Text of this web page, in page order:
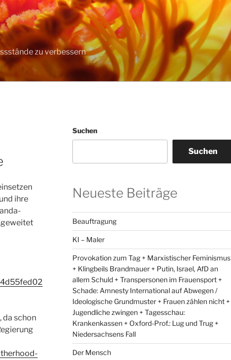
zu verbessern
ihre
da schon
Suchen
Suchen
Neueste Beiträge
Beauftragung
KI – Maler
Provokation zum Tag + Marxistischer Feminismus
+ Klingbeils Brandmauer + Putin, Israel, AfD an
allem Schuld + Transpersonen im Frauensport +
Schade: Amnesty International auf Abwegen /
Ideologische Grundmuster + Frauen zählen nicht +
Jugendliche zwingen + Tagesschau:
Krankenkassen + Oxford-Prof.: Lug und Trug +
Niedersachsens Fall
Der Mensch